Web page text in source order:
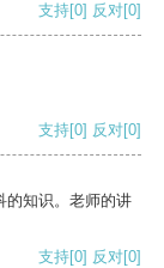
支持[0] 反对[0]
支持[0] 反对[0]
的知识。老师的讲
支持[0] 反对[0]